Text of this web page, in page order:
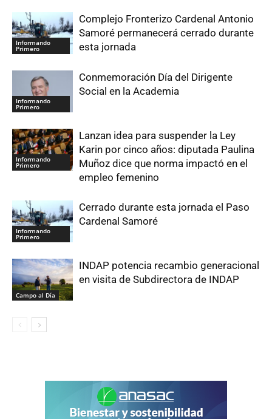
Informando
Primero
Complejo Fronterizo Cardenal Antonio
Samoré permanecerá cerrado durante
esta jornada
Informando
Primero
Conmemoración Día del Dirigente
Social en la Academia
Informando
Primero
Lanzan idea para suspender la Ley
Karin por cinco años: diputada Paulina
Muñoz dice que norma impactó en el
empleo femenino
Informando
Primero
Cerrado durante esta jornada el Paso
Cardenal Samoré
Campo al Día
INDAP potencia recambio generacional
en visita de Subdirectora de INDAP